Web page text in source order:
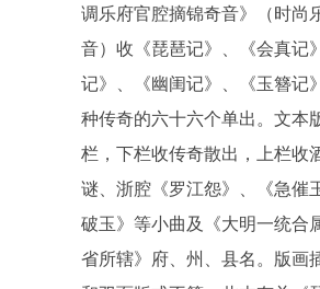
调乐府官腔摘锦奇音》（时尚
音）收《琵琶记》、《会真记
记》、《幽闺记》、《玉簪记
种传奇的六十六个单出。文本
栏，下栏收传奇散出，上栏收
谜、浙腔《罗江怨》、《急催
破玉》等小曲及《大明一统合
省所辖》府、州、县名。版画